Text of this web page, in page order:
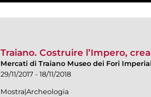
Traiano. Costruire l’Impero,
Mercati di Traiano Museo dei Fori
29/11/2017 - 18/11/2018
Mostra|Archeologia